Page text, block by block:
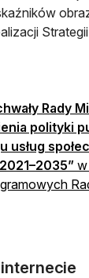
Rady
polityki
usług
internecie